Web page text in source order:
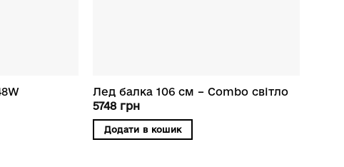
Лед балка 106 см – Combo світло
5748 грн
Додати в кошик